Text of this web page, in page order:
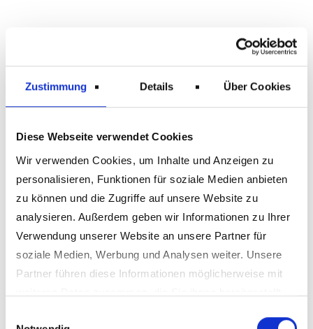
Zustimmung Details Über Cookies
Diese Webseite verwendet Cookies
Wir verwenden Cookies, um Inhalte und Anzeigen zu
personalisieren, Funktionen für soziale Medien anbieten
zu können und die Zugriffe auf unsere Website zu
analysieren. Außerdem geben wir Informationen zu Ihrer
Verwendung unserer Website an unsere Partner für
soziale Medien, Werbung und Analysen weiter. Unsere
Partner führen diese Informationen möglicherweise mit
Möbelmontage – Abbau & Aufbau
fachgerechte Demontage & Montage Ihrer
Möbel. Vom Kleiderschrank bis zum
Bücherregal – alles wird sicher zerlegt und
wieder aufgebaut.